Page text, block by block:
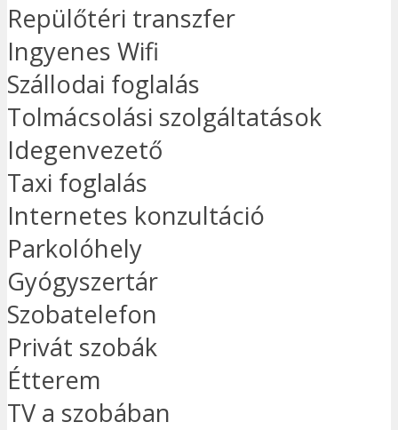
Repülőtéri transzfer
Ingyenes Wifi
Szállodai foglalás
Tolmácsolási szolgáltatások
Idegenvezető
Taxi foglalás
Internetes konzultáció
Parkolóhely
Gyógyszertár
Szobatelefon
Privát szobák
Étterem
TV a szobában